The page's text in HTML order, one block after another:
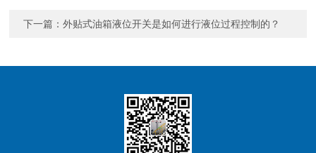
下一篇：外贴式油箱液位开关是如何进行液位过程控制的？